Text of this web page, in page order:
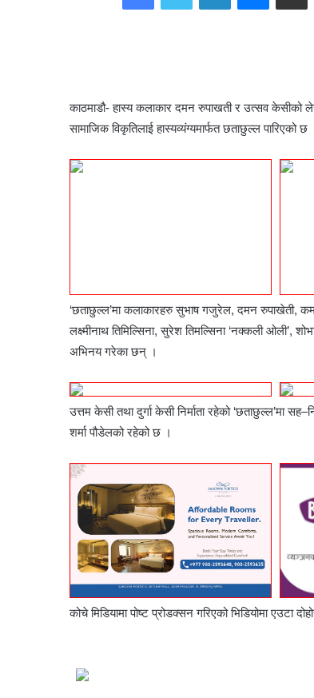
काठमाडौ- हास्य कलाकार दमन रुपाखती र उत्सव केसीको
सामाजिक विकृतिलाई हास्यव्यंग्यमार्फत छताछुल्ल पारिएको छ
‘छताछुल्ल’मा कलाकारहरु सुभाष गजुरेल, दमन रुपाखेती,
लक्ष्मीनाथ तिमिल्सिना, सुरेश तिमल्सिना ‘नक्कली ओली’,
अभिनय गरेका छन् ।
उत्तम केसी तथा दुर्गा केसी निर्माता रहेको ‘छताछुल्ल’मा
शर्मा पौडेलको रहेको छ ।
कोचे मिडियामा पोष्ट प्रोडक्सन गरिएको भिडियोमा एउटा